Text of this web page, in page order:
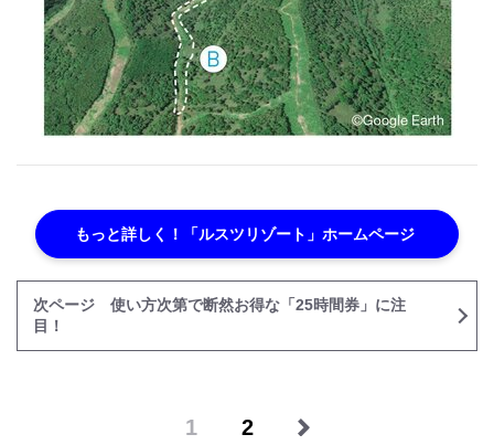
もっと詳しく！「ルスツリゾート」ホームページ
次ページ 使い方次第で断然お得な「25時間券」に注
目！
1 2